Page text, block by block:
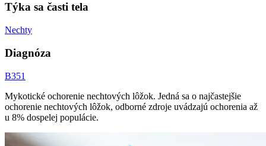
Týka sa časti tela
Nechty
Diagnóza
B351
Mykotické ochorenie nechtových lôžok. Jedná sa o najčastejšie
ochorenie nechtových lôžok, odborné zdroje uvádzajú ochorenia až
u 8% dospelej populácie.